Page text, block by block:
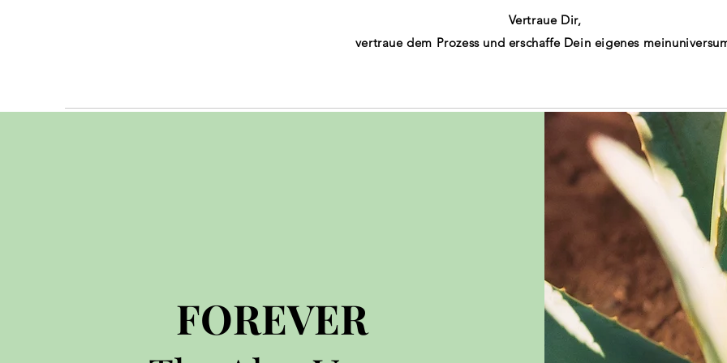
Vertraue Dir,
vertraue dem Prozess und erschaffe Dein eigenes
FOREVER